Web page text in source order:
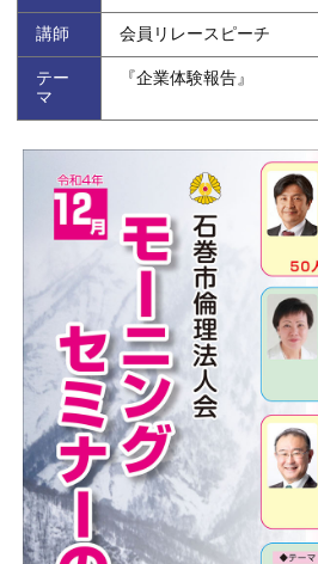
講師 会員リレースピーチ
テー
マ
『企業体験報告』